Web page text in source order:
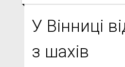
У Вінниці
з шахів